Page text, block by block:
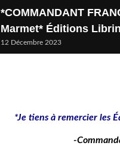
*COMMANDANT
Marmet* Éditions
12 Décembre 2023
*Je tiens à remercier les
-